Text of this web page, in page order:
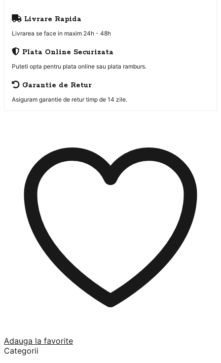
Livrare Rapida
Livrarea se face in maxim 24h - 48h
Plata Online Securizata
Puteti opta pentru plata online sau plata ramburs.
Garantie de Retur
Asiguram garantie de retur timp de 14 zile.
Adauga la favorite
Categorii